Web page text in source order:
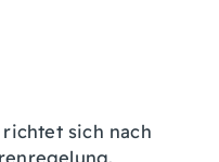
sich nach